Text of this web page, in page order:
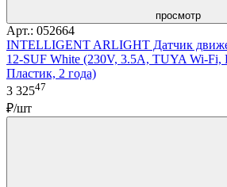
просмотр
Арт.: 052664
INTELLIGENT ARLIGHT Датчик
12-SUF White (230V, 3.5A, TUYA Wi-
Пластик, 2 года)
3 32547
₽/шт